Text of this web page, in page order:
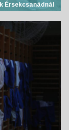
Érsekcsanádnál